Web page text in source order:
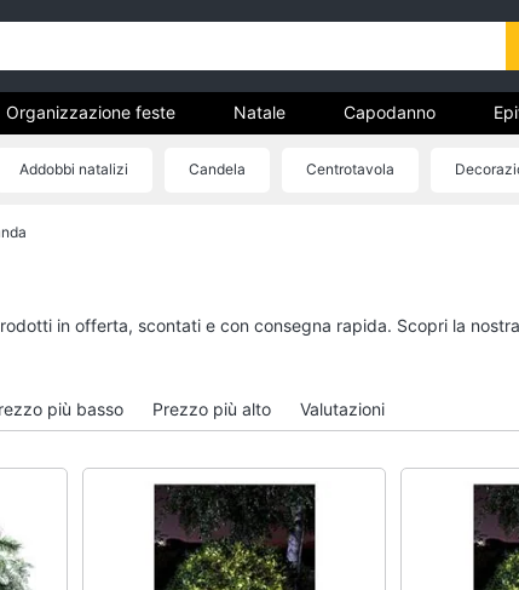
Vedi tutti Vedi tutti
Regali di natale
Regali di Natale per lui
Regali di Natale per lei
Regali di san
Per chi ama le
Organizzazione feste Natale Capodanno
Addobbi natalizi Candela Centrotavola
in offerta, scontati e con consegna rapida. Scopri la
più basso Prezzo più alto Valutazioni